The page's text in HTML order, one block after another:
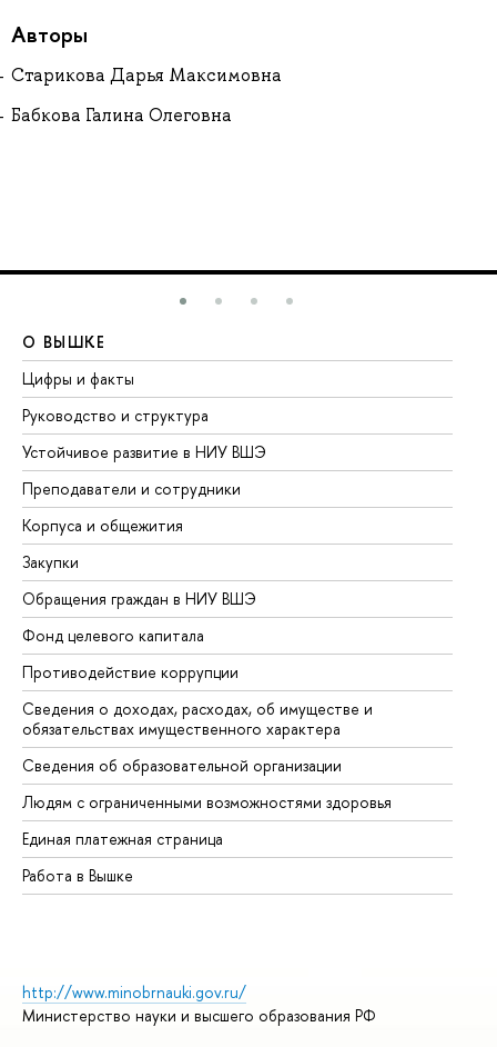
Авторы
Старикова Дарья Максимовна
Бабкова Галина Олеговна
О ВЫШКЕ
Цифры и факты
Руководство и структура
Устойчивое развитие в НИУ ВШЭ
Преподаватели и сотрудники
Корпуса и общежития
Закупки
Обращения граждан в НИУ ВШЭ
Фонд целевого капитала
Противодействие коррупции
Сведения о доходах, расходах, об имуществе и
обязательствах имущественного характера
Сведения об образовательной организации
Людям с ограниченными возможностями здоровья
Единая платежная страница
Работа в Вышке
http://www.minobrnauki.gov.ru/
Министерство науки и высшего образования РФ